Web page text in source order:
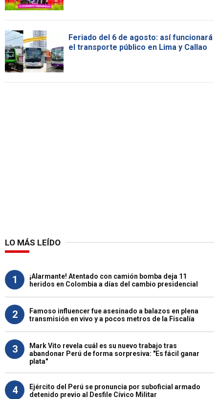
Feriado del 6 de agosto: así funcionará
el transporte público en Lima y Callao
LO MÁS LEÍDO
1
¡Alarmante! Atentado con camión bomba deja 11
heridos en Colombia a días del cambio presidencial
2
Famoso influencer fue asesinado a balazos en plena
transmisión en vivo y a pocos metros de la Fiscalía
3
Mark Vito revela cuál es su nuevo trabajo tras
abandonar Perú de forma sorpresiva: "Es fácil ganar
plata"
4
Ejército del Perú se pronuncia por suboficial armado
detenido previo al Desfile Cívico Militar